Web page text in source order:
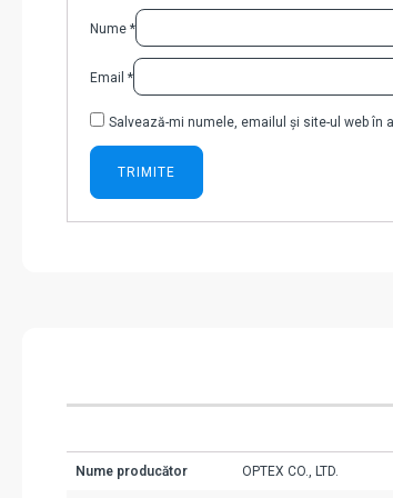
Nume *
Email *
Salvează-mi numele, emailul și site-ul web
Nume producător OPTEX CO., LTD.